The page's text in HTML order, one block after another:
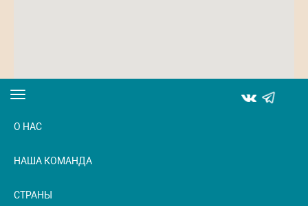
Toggle
О НАС
НАША КОМАНДА
СТРАНЫ